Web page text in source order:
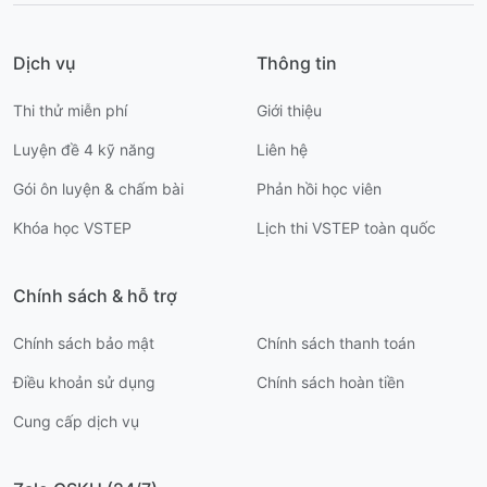
Dịch vụ
Thi thử miễn phí
Luyện đề 4 kỹ năng
Gói ôn luyện & chấm bài
Khóa học VSTEP
Thông tin
Giới thiệu
Liên hệ
Phản hồi học viên
Lịch thi VSTEP toàn quốc
Chính sách & hỗ trợ
Chính sách bảo mật
Điều khoản sử dụng
Cung cấp dịch vụ
Chính sách thanh toán
Chính sách hoàn tiền